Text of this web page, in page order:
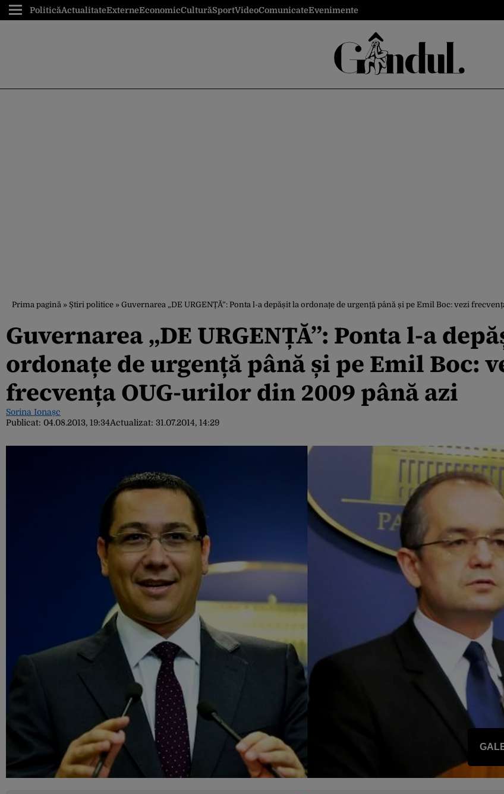
PoliticăActualitateExterneEconomicCulturăSportVideoComunicateEvenimente
Prima pagină » Știri politice » Guvernarea „DE URGENȚĂ”: Ponta l-a depășit la ordonațe de urgență până și pe Emil Boc: vezi
Guvernarea „DE URGENȚĂ”: Ponta l-a
ordonațe de urgență până și pe Emil Boc:
frecvența OUG-urilor din 2009 până azi
Sorina Ionașc
Publicat: 04.08.2013, 19:34Actualizat: 31.07.2014, 14:29